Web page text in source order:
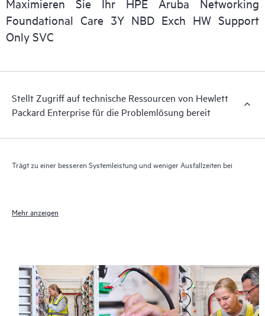
Darüber hinaus bietet HPE Foundation Care Exchange
elektronischen Zugriff auf zugehörige Produkt- und
Supportinformationen, sodass jeder Ihrer IT-Mitarbeiter
kann.
Maximieren Sie Ihr HPE Aruba Networking
Foundational Care 3Y NBD Exch HW Support
Only SVC
Stellt Zugriff auf technische Ressourcen von Hewlett
Packard Enterprise für die Problemlösung bereit
Trägt zu einer besseren Systemleistung und weniger Ausfallzeiten bei
Mehr anzeigen